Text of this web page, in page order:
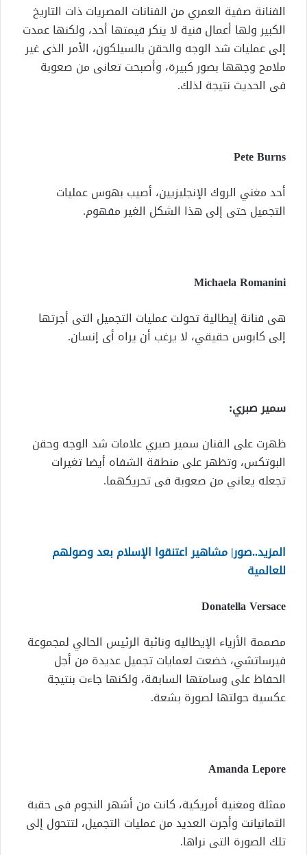
الفنانة صفية العمري من الفنانات المصريات ذات التاريخ
الكبير ولها أعمال فنية لا ينكر قيمتها أحد، ولكنها عمدت
إلى عمليات شد الوجه والحقن بالسيلكون، الأمر الذى غير
ملامح وجهها بصور كبيرة، وأصبحت تعانى من صعوبة
فى الحديث نتيجة لذلك.
Pete Burns
أحد مغني الروك الإنجليزيين، أصيب بهوس عمليات
التجميل حتى إلى هذا الشكل الغير مفهوم.
Michaela Romanini
هى فنانة إيطالية تحولت عمليات التجميل التى أجرتها
إلى كابوس حقيقي، لا يرغب أن يراه أى إنسان.
سمير صبري:
ظهرت على الفنان سمير صبري علامات شد الوجه وحقن
البوتكس، وتظهر على منطقة الشفاه أيضا تغيرات
تجعله يعاني من صعوبة فى تحريكهما.
المزيد..صور| مشاهير اعتنقوا الإسلام بعد وصولهم
للعالمية
Donatella Versace
مصممة الأزياء الإيطاليه ونائبة الرئيس الحالي لمجموعة
فيرساتشي، خضعت لعمايات تجميل عديدة من أجل
الحفاظ على وسامتها السابقة، ولكنها جاءت بنتيجة
عكسية حولتها لصورة بشعة.
Amanda Lepore
ممثلة ومغنية أمريكية، كانت من أشهر النجوم فى حقبة
الثمانيانت وأجرت العديد من عمليات التجميل، لتتحول إلى
تلك الصورة التى نراها.